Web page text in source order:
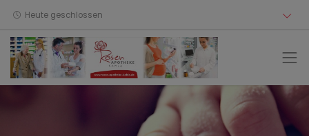
Heute geschlossen